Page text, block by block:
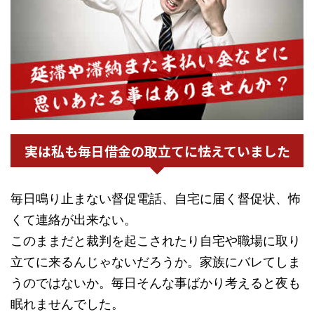
実は私も毎日借金の取立てに怯えていました
毎日鳴り止まない督促電話、自宅に届く督促状、怖
くて連絡が出来ない。
このままだと裁判を起こされたり自宅や職場に取り
立てに来るんじゃないだろうか。家族にバレてしま
うのではないか。毎日そんな事ばかり考えると夜も
眠れませんでした。